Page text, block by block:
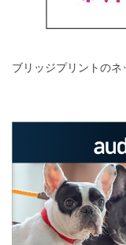
ブリッジプリントの